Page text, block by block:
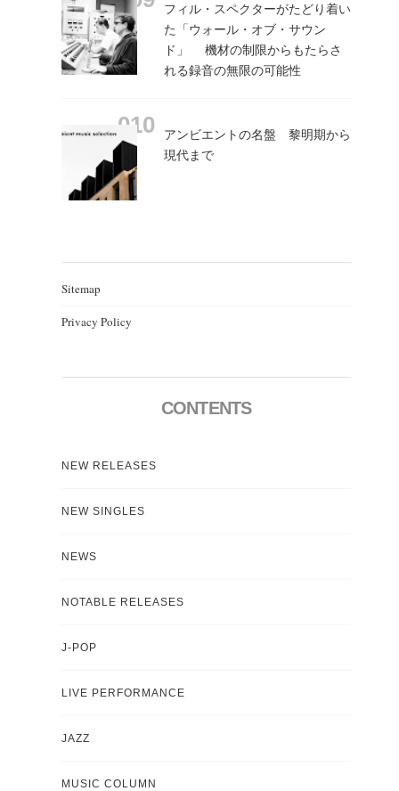
フィル・スペクターがたどり着い
た「ウォール・オブ・サウン
ド」 機材の制限からもたらさ
れる録音の無限の可能性
アンビエントの名盤 黎明期から
現代まで
Sitemap
Privacy Policy
CONTENTS
NEW RELEASES
NEW SINGLES
NEWS
NOTABLE RELEASES
J-POP
LIVE PERFORMANCE
JAZZ
MUSIC COLUMN